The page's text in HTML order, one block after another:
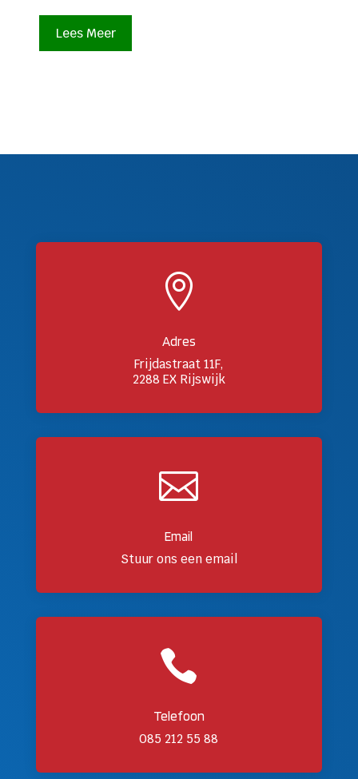
Lees Meer

Adres
Frijdastraat 11F,
2288 EX Rijswijk

Email
Stuur ons een email

Telefoon
085 212 55 88